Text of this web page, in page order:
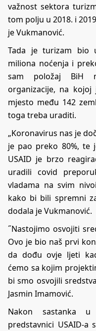
važnost sektora
tom polju u 2018. i
je Vukmanović.
Tada je turizam bio
miliona noćenja i
sam položaj BiH
organizacije, na kojoj
mjesto među 142
toga treba uraditi.
„Koronavirus nas je
je pao preko 80%, te
USAID je brzo
uradili covid
vladama na svim
kako bi bili spremni
dodala je Vukmanović.
˝Nastojimo osvojiti
Ovo je bio naš prvi
da dođu ovje ljeti
ćemo sa kojim
bi smo osvojili
Jasmin Imamović.
Nakon sastanka u
predstavnici USAID-